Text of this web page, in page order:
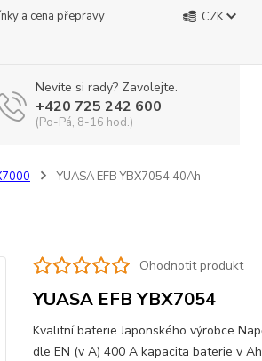
a cena přepravy
CZK
Nevíte si rady? Zavolejte.
+420 725 242 600
(Po-Pá, 8-16 hod.)
YUASA EFB YBX7054 40Ah
Ohodnotit produkt
YUASA EFB YBX7054
Kvalitní baterie Japonského výrobce
dle EN (v A) 400 A kapacita baterie v